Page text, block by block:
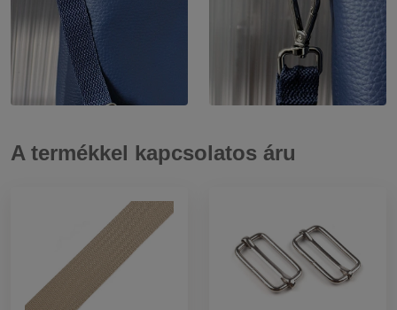
A termékkel kapcsolatos áru